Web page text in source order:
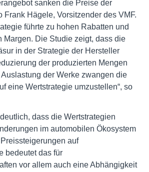
sanken die Preise der
Frank Hägele, Vorsitzender des VMF.
führte zu hohen Rabatten und
Margen. Die Studie zeigt, dass die
in der Strategie der Hersteller
der produzierten Mengen
der Werke zwangen die
eine Wertstrategie umzustellen“, so
dass die Wertstrategien
im automobilen Ökosystem
auf
bedeutet das für
vor allem auch eine Abhängigkeit